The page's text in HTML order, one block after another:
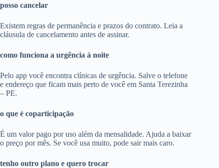
posso cancelar
Existem regras de permanência e prazos do contrato. Leia a
cláusula de cancelamento antes de assinar.
como funciona a urgência à noite
Pelo app você encontra clínicas de urgência. Salve o telefone
e endereço que ficam mais perto de você em Santa Terezinha
– PE.
o que é coparticipação
É um valor pago por uso além da mensalidade. Ajuda a baixar
o preço por mês. Se você usa muito, pode sair mais caro.
tenho outro plano e quero trocar